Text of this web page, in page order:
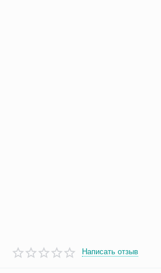
Написать отзыв